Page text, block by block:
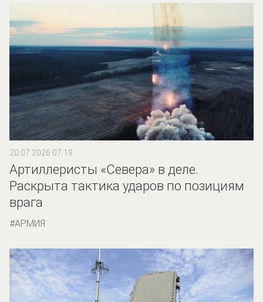
20.07.2026 07:19
Артиллеристы «Севера» в деле.
Раскрыта тактика ударов по позициям
врага
АРМИЯ